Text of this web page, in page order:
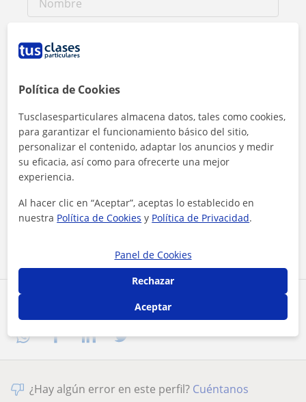
Comparte a este profesor
¿Hay algún error en este perfil? Cuéntanos
Política de Cookies
Tusclasesparticulares almacena datos, tales como cookies,
para garantizar el funcionamiento básico del sitio,
personalizar el contenido, adaptar los anuncios y medir
su eficacia, así como para ofrecerte una mejor
experiencia.
Al hacer clic en “Aceptar”, aceptas lo establecido en
nuestra Política de Cookies y Política de Privacidad.
Panel de Cookies
Rechazar
Aceptar